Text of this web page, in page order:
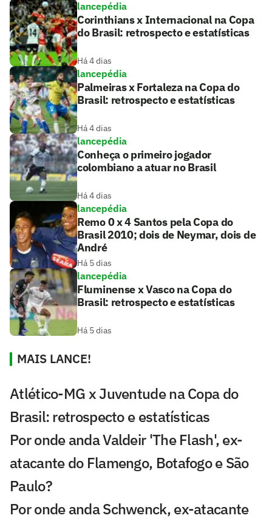
lancepédia
Corinthians x Internacional na Copa
do Brasil: retrospecto e estatísticas
Há 4 dias
lancepédia
Palmeiras x Fortaleza na Copa do
Brasil: retrospecto e estatísticas
Há 4 dias
lancepédia
Conheça o primeiro jogador
colombiano a atuar no Brasil
Há 4 dias
lancepédia
Remo 0 x 4 Santos pela Copa do
Brasil 2010; dois de Neymar, dois de
André
Há 5 dias
lancepédia
Fluminense x Vasco na Copa do
Brasil: retrospecto e estatísticas
Há 5 dias
MAIS LANCE!
Atlético-MG x Juventude na Copa do
Brasil: retrospecto e estatísticas
Por onde anda Valdeir 'The Flash', ex-
atacante do Flamengo, Botafogo e São
Paulo?
Por onde anda Schwenck, ex-atacante